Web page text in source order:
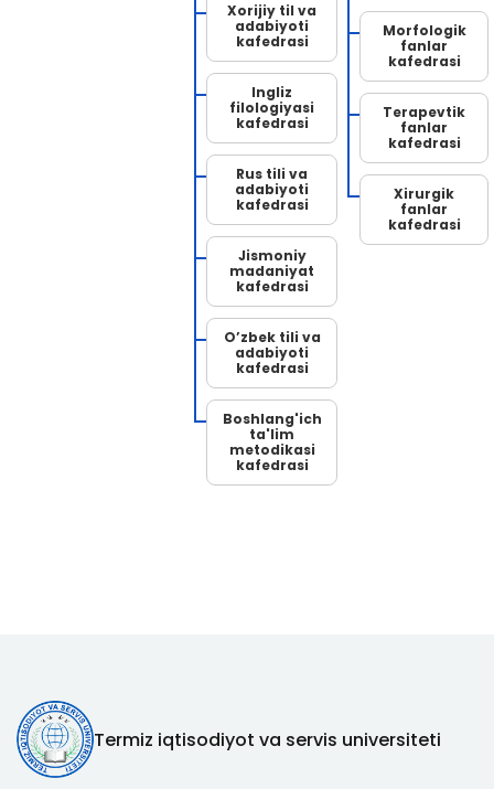
Xorijiy til va
adabiyoti
kafedrasi
Ingliz
filologiyasi
kafedrasi
Rus tili va
adabiyoti
kafedrasi
Jismoniy
madaniyat
kafedrasi
O’zbek tili va
adabiyoti
kafedrasi
Boshlang'ich
ta'lim
metodikasi
kafedrasi
Morfologik
fanlar
kafedrasi
Terapevtik
fanlar
kafedrasi
Xirurgik
fanlar
kafedrasi
Termiz iqtisodiyot va servis universiteti